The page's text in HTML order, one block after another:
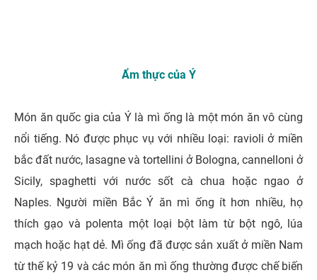
Ẩm thực của Ý
Món ăn quốc gia của Ý là mì ống là một món ăn vô cùng
nổi tiếng. Nó được phục vụ với nhiều loại: ravioli ở miền
bắc đất nước, lasagne và tortellini ở Bologna, cannelloni ở
Sicily, spaghetti với nước sốt cà chua hoặc ngao ở
Naples. Người miền Bắc Ý ăn mì ống ít hơn nhiều, họ
thích gạo và polenta một loại bột làm từ bột ngô, lúa
mạch hoặc hạt dẻ. Mì ống đã được sản xuất ở miền Nam
từ thế kỷ 19 và các món ăn mì ống thường được chế biến